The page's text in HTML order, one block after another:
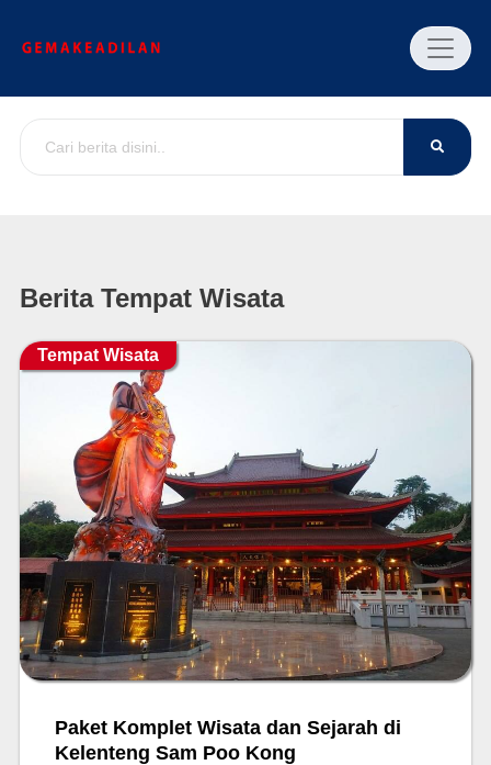
Berita Tempat Wisata
Tempat Wisata
Paket Komplet Wisata dan Sejarah di
Kelenteng Sam Poo Kong